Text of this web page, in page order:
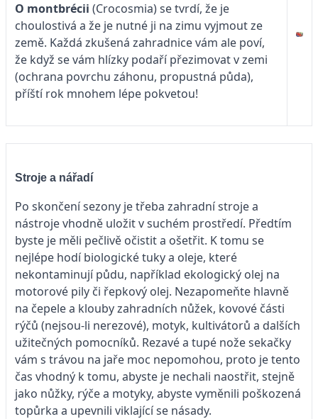
O montbrécii (Crocosmia) se tvrdí, že je
choulostivá a že je nutné ji na zimu vyjmout ze
země. Každá zkušená zahradnice vám ale poví,
že když se vám hlízky podaří přezimovat v zemi
(ochrana povrchu záhonu, propustná půda),
příští rok mnohem lépe pokvetou!
Stroje a nářadí
Po skončení sezony je třeba zahradní stroje a
nástroje vhodně uložit v suchém prostředí. Předtím
byste je měli pečlivě očistit a ošetřit. K tomu se
nejlépe hodí biologické tuky a oleje, které
nekontaminují půdu, například ekologický olej na
motorové pily či řepkový olej. Nezapomeňte hlavně
na čepele a klouby zahradních nůžek, kovové části
rýčů (nejsou-li nerezové), motyk, kultivátorů a dalších
užitečných pomocníků. Rezavé a tupé nože sekačky
vám s trávou na jaře moc nepomohou, proto je tento
čas vhodný k tomu, abyste je nechali naostřit, stejně
jako nůžky, rýče a motyky, abyste vyměnili poškozená
topůrka a upevnili viklající se násady.